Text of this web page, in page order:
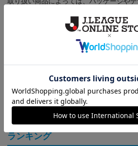
ギフト対応について
ヘルプページ
ランキング